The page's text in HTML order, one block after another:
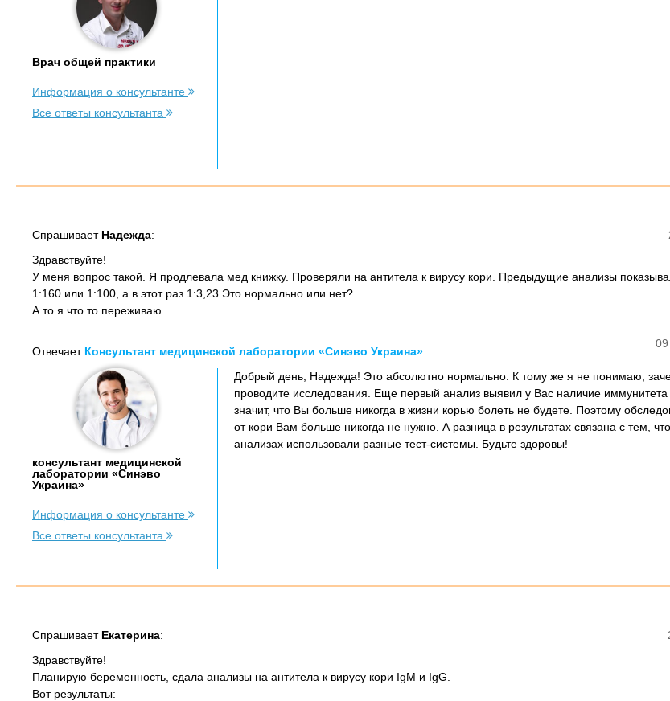
Врач общей практики
Информация о консультанте
Все ответы консультанта
Спрашивает Надежда:
Здравствуйте!
У меня вопрос такой. Я продлевала мед книжку. Проверяли на антитела к вирусу кори. Предыдущие анализы
1:160 или 1:100, а в этот раз 1:3,23 Это нормально или нет?
А то я что то переживаю.
09
Отвечает Консультант медицинской лаборатории «Синэво Украина»:
консультант медицинской
лаборатории «Синэво
Украина»
Информация о консультанте
Все ответы консультанта
Добрый день, Надежда! Это абсолютно нормально. К тому же я не понимаю,
проводите исследования. Еще первый анализ выявил у Вас наличие иммунитета
значит, что Вы больше никогда в жизни корью болеть не будете. Поэтому
от кори Вам больше никогда не нужно. А разница в результатах связана с тем,
анализах использовали разные тест-системы. Будьте здоровы!
Спрашивает Екатерина:
Здравствуйте!
Планирую беременность, сдала анализы на антитела к вирусу кори IgM и IgG.
Вот результаты: